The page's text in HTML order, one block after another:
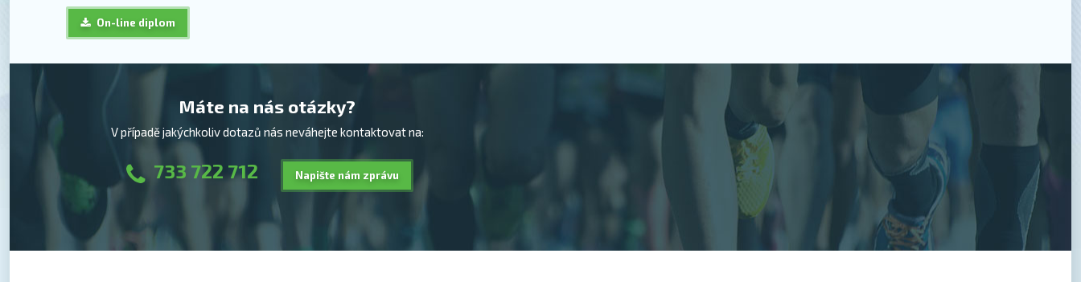
On-line diplom
Máte na nás otázky?
V případě jakýchkoliv dotazů nás neváhejte kontaktovat na:
733 722 712 Napište nám zprávu